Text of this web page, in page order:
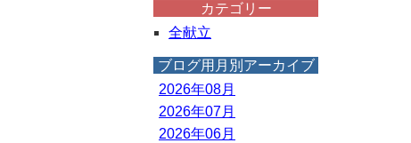
カテゴリー
全献立
ブログ用月別アーカイブ
2026年08月
2026年07月
2026年06月